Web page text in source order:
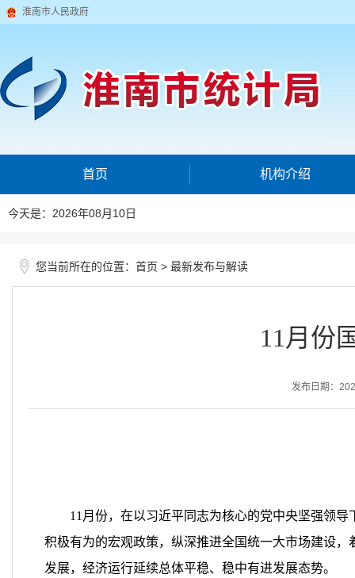
淮南市人民政府
首页 机构介绍
今天是：2026年08月10日
您当前所在的位置： 首页 > 最新发布与解读
11月份
发布日期：
11 月份，在以习近平同志为核心的党中央坚强领
积极有为的宏观政策，纵深推进全国统一大市场建设
发展，经济运行延续总体平稳、稳中有进发展态势。